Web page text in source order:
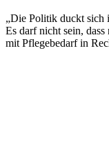
„Die Politik duckt sich
Es darf nicht sein,
mit Pflegebedarf in